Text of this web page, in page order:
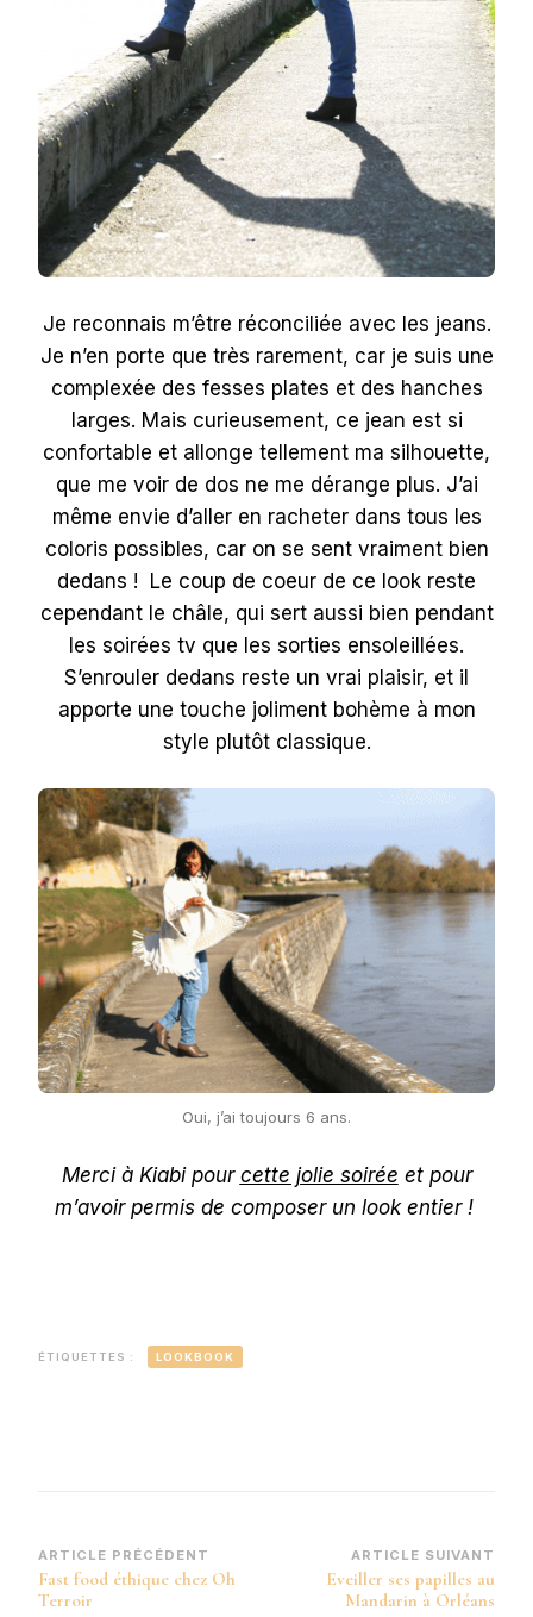
Je reconnais m’être réconciliée avec les jeans.
Je n’en porte que très rarement, car je suis une
complexée des fesses plates et des hanches
larges. Mais curieusement, ce jean est si
confortable et allonge tellement ma silhouette,
que me voir de dos ne me dérange plus. J’ai
même envie d’aller en racheter dans tous les
coloris possibles, car on se sent vraiment bien
dedans ! Le coup de coeur de ce look reste
cependant le châle, qui sert aussi bien pendant
les soirées tv que les sorties ensoleillées.
S’enrouler dedans reste un vrai plaisir, et il
apporte une touche joliment bohème à mon
style plutôt classique.
Oui, j’ai toujours 6 ans.
Merci à Kiabi pour cette jolie soirée et pour
m’avoir permis de composer un look entier !
ÉTIQUETTES : LOOKBOOK
Navigation
d’article
ARTICLE PRÉCÉDENT
Fast food éthique chez Oh
Terroir
ARTICLE SUIVANT
Eveiller ses papilles au
Mandarin à Orléans